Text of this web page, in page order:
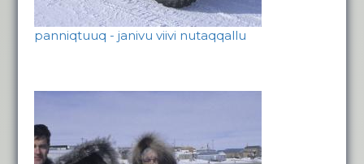
panniqtuuq - janivu viivi nutaqqallu